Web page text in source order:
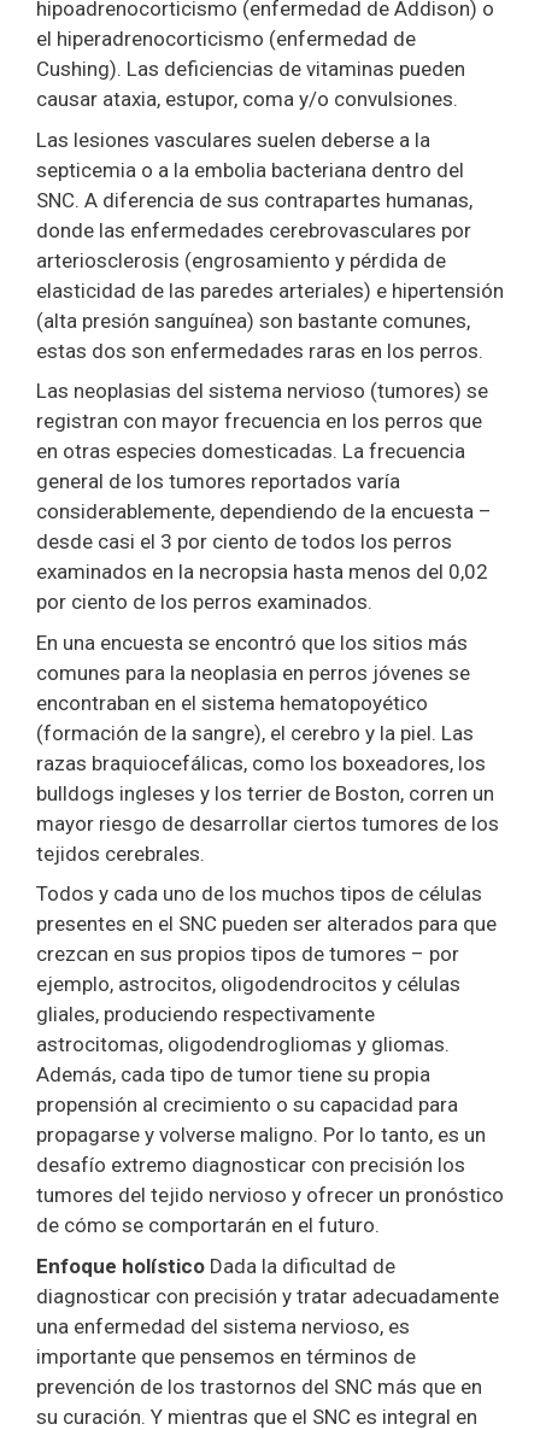
hipoadrenocorticismo (enfermedad de Addison) o
el hiperadrenocorticismo (enfermedad de
Cushing). Las deficiencias de vitaminas pueden
causar ataxia, estupor, coma y/o convulsiones.
Las lesiones vasculares suelen deberse a la
septicemia o a la embolia bacteriana dentro del
SNC. A diferencia de sus contrapartes humanas,
donde las enfermedades cerebrovasculares por
arteriosclerosis (engrosamiento y pérdida de
elasticidad de las paredes arteriales) e hipertensión
(alta presión sanguínea) son bastante comunes,
estas dos son enfermedades raras en los perros.
Las neoplasias del sistema nervioso (tumores) se
registran con mayor frecuencia en los perros que
en otras especies domesticadas. La frecuencia
general de los tumores reportados varía
considerablemente, dependiendo de la encuesta –
desde casi el 3 por ciento de todos los perros
examinados en la necropsia hasta menos del 0,02
por ciento de los perros examinados.
En una encuesta se encontró que los sitios más
comunes para la neoplasia en perros jóvenes se
encontraban en el sistema hematopoyético
(formación de la sangre), el cerebro y la piel. Las
razas braquiocefálicas, como los boxeadores, los
bulldogs ingleses y los terrier de Boston, corren un
mayor riesgo de desarrollar ciertos tumores de los
tejidos cerebrales.
Todos y cada uno de los muchos tipos de células
presentes en el SNC pueden ser alterados para que
crezcan en sus propios tipos de tumores – por
ejemplo, astrocitos, oligodendrocitos y células
gliales, produciendo respectivamente
astrocitomas, oligodendrogliomas y gliomas.
Además, cada tipo de tumor tiene su propia
propensión al crecimiento o su capacidad para
propagarse y volverse maligno. Por lo tanto, es un
desafío extremo diagnosticar con precisión los
tumores del tejido nervioso y ofrecer un pronóstico
de cómo se comportarán en el futuro.
Enfoque holístico Dada la dificultad de
diagnosticar con precisión y tratar adecuadamente
una enfermedad del sistema nervioso, es
importante que pensemos en términos de
prevención de los trastornos del SNC más que en
su curación. Y mientras que el SNC es integral en